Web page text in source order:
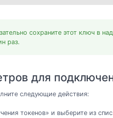
сохраните этот ключ в
раз.
для
следующие действия:
токенов» и выберите из